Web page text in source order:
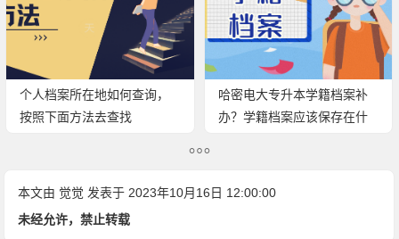
个人档案所在地如何查询，
按照下面方法去查找
哈密电大专升本学籍档案补
办？学籍档案应该保存在什
本文由 觉觉 发表于 2023年10月16日 12:00:00
未经允许，禁止转载